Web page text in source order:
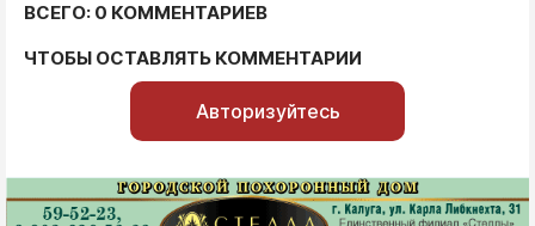
ВСЕГО: 0 КОММЕНТАРИЕВ
ЧТОБЫ ОСТАВЛЯТЬ КОММЕНТАРИИ
Авторизуйтесь